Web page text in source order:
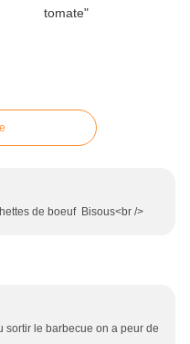
de boeuf Bisous<br />
sortir le barbecue on a peur de